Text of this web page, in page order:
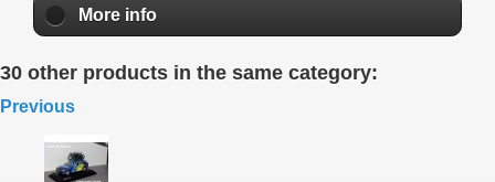
More info
30 other products in the same category:
Previous